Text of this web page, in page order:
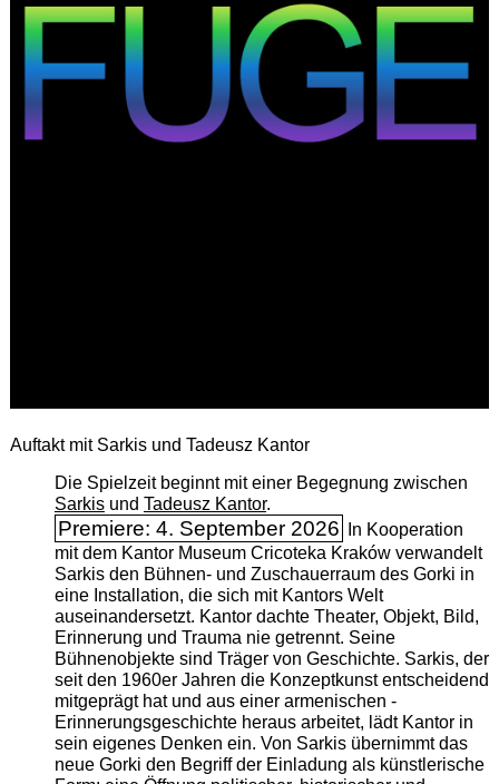
Auftakt mit Sarkis und Tadeusz Kantor
Die Spielzeit beginnt mit einer Begegnung zwischen
Sarkisund Tadeusz Kantor.
Premiere: 4. September 2026
In Kooperation
mit dem Kantor Museum Cricoteka Kraków verwandelt
Sarkis den Bühnen- und Zuschauerraum des Gorki in
eine Installation, die sich mit Kantors Welt
auseinandersetzt. Kantor dachte Theater, Objekt, Bild,
Erinnerung und Trauma nie getrennt. Seine
Bühnenobjekte sind Träger von Geschichte. Sarkis, der
seit den 1960er Jahren die Konzeptkunst entscheidend
mitgeprägt hat und aus einer armenischen ­
Erinnerungsgeschichte heraus arbeitet, lädt Kantor in
sein eigenes Denken ein. Von Sarkis übernimmt das
neue Gorki den Begriff der Einladung als künstlerische